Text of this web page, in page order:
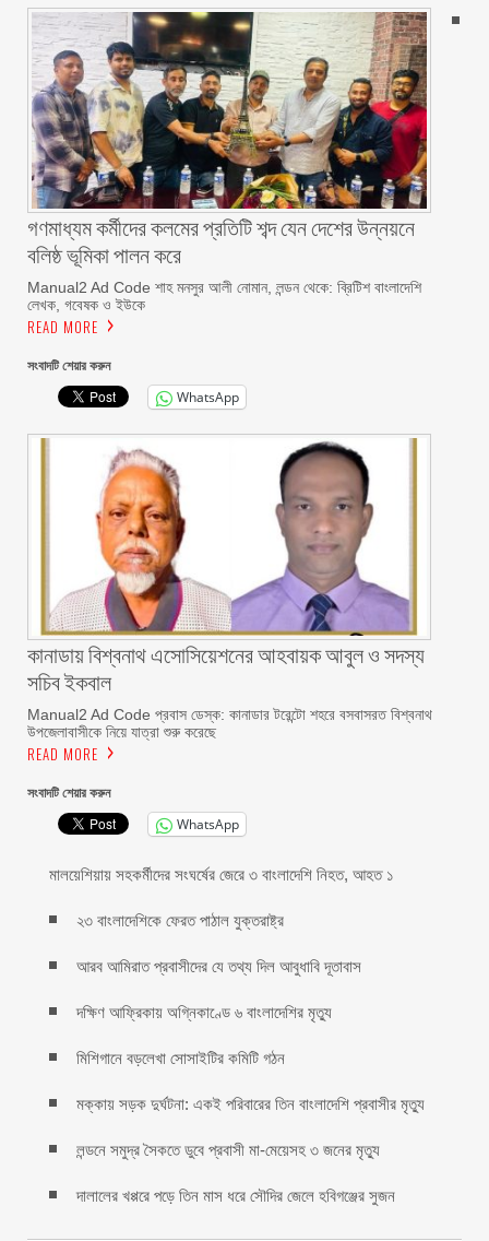
গণমাধ্যম কর্মীদের কলমের প্রতিটি শব্দ যেন দেশের উন্নয়নে
বলিষ্ঠ ভূমিকা পালন করে
Manual2 Ad Code শাহ মনসুর আলী নোমান, লন্ডন থেকে: ব্রিটিশ বাংলাদেশি
লেখক, গবেষক ও ইউকে
READ MORE
সংবাদটি শেয়ার করুন
WhatsApp
কানাডায় বিশ্বনাথ এসোসিয়েশনের আহবায়ক আবুল ও সদস্য
সচিব ইকবাল
Manual2 Ad Code প্রবাস ডেস্ক: কানাডার টরেন্টো শহরে বসবাসরত বিশ্বনাথ
উপজেলাবাসীকে নিয়ে যাত্রা শুরু করেছে
READ MORE
সংবাদটি শেয়ার করুন
WhatsApp
মালয়েশিয়ায় সহকর্মীদের সংঘর্ষের জেরে ৩ বাংলাদেশি নিহত, আহত ১
২৩ বাংলাদেশিকে ফেরত পাঠাল যুক্তরাষ্ট্র
আরব আমিরাত প্রবাসীদের যে তথ্য দিল আবুধাবি দূতাবাস
দক্ষিণ আফ্রিকায় অগ্নিকাণ্ডে ৬ বাংলাদেশির মৃত্যু
মিশিগানে বড়লেখা সোসাইটির কমিটি গঠন
মক্কায় সড়ক দুর্ঘটনা: একই পরিবারের তিন বাংলাদেশি প্রবাসীর মৃত্যু
লন্ডনে সমুদ্র সৈকতে ডুবে প্রবাসী মা-মেয়েসহ ৩ জনের মৃত্যু
দালালের খপ্পরে পড়ে তিন মাস ধরে সৌদির জেলে হবিগঞ্জের সুজন